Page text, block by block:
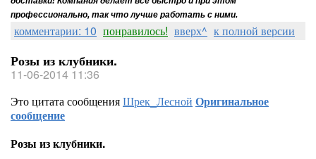
профессионально, так что лучше работать с ними.
комментарии: 10 понравилось! вверх^ к полной версии
Розы из клубники.
11-06-2014 11:36
Это цитата сообщенияШрек_Лесной Оригинальное
сообщение
Розы из клубники.